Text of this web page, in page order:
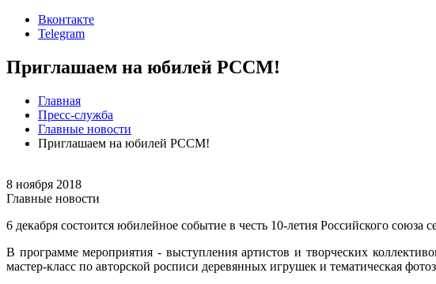
Вконтакте
Telegram
Приглашаем на юбилей РССМ!
Главная
Пресс-служба
Главные новости
Приглашаем на юбилей РССМ!
8 ноября 2018
Главные новости
6 декабря состоится юбилейное событие в честь 10-летия Российского союза
В программе мероприятия - выступления артистов и творческих
мастер-класс по авторской росписи деревянных игрушек и тематическая